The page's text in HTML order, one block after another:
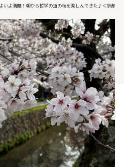
いよ満開！朝から哲学の道の桜を楽しんできた♪＜京都市